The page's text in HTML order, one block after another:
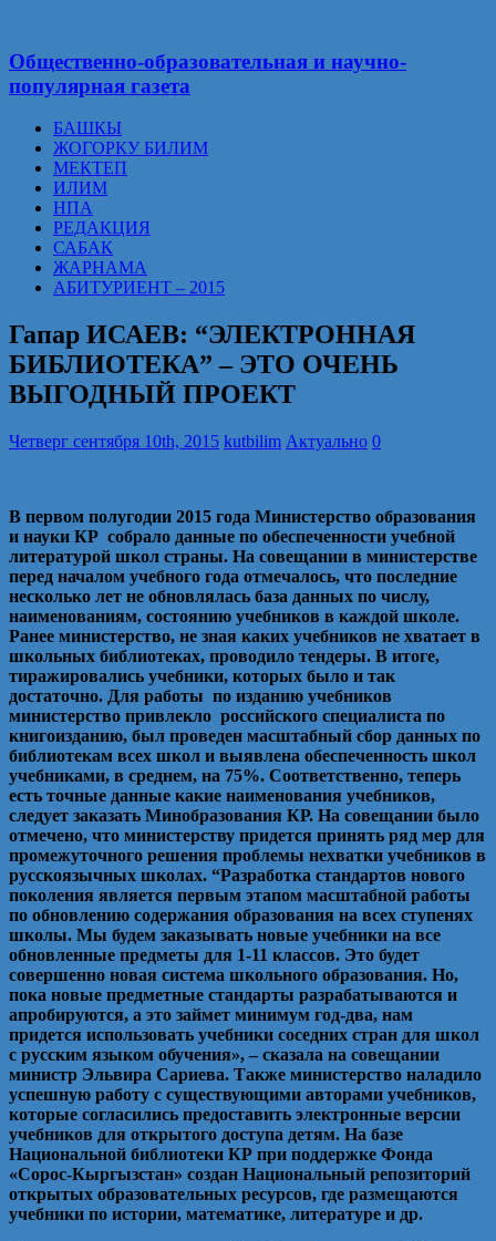
Общественно-образовательная и научно-
популярная газета
БАШКЫ
ЖОГОРКУ БИЛИМ
МЕКТЕП
ИЛИМ
НПА
РЕДАКЦИЯ
САБАК
ЖАРНАМА
АБИТУРИЕНТ – 2015
Гапар ИСАЕВ: “ЭЛЕКТРОННАЯ
БИБЛИОТЕКА” – ЭТО ОЧЕНЬ
ВЫГОДНЫЙ ПРОЕКТ
Четверг сентября 10th, 2015 kutbilim Актуально 0
В первом полугодии 2015 года Министерство образования
и науки КР собрало данные по обеспеченности учебной
литературой школ страны. На совещании в министерстве
перед началом учебного года отмечалось, что последние
несколько лет не обновлялась база данных по числу,
наименованиям, состоянию учебников в каждой школе.
Ранее министерство, не зная каких учебников не хватает в
школьных библиотеках, проводило тендеры. В итоге,
тиражировались учебники, которых было и так
достаточно. Для работы по изданию учебников
министерство привлекло российского специалиста по
книгоизданию, был проведен масштабный сбор данных по
библиотекам всех школ и выявлена обеспеченность школ
учебниками, в среднем, на 75%. Соответственно, теперь
есть точные данные какие наименования учебников,
следует заказать Минобразования КР. На совещании было
отмечено, что министерству придется принять ряд мер для
промежуточного решения проблемы нехватки учебников в
русскоязычных школах. “Разработка стандартов нового
поколения является первым этапом масштабной работы
по обновлению содержания образования на всех ступенях
школы. Мы будем заказывать новые учебники на все
обновленные предметы для 1-11 классов. Это будет
совершенно новая система школьного образования. Но,
пока новые предметные стандарты разрабатываются и
апробируются, а это займет минимум год-два, нам
придется использовать учебники соседних стран для школ
с русским языком обучения», – сказала на совещании
министр Эльвира Сариева. Также министерство наладило
успешную работу с существующими авторами учебников,
которые согласились предоставить электронные версии
учебников для открытого доступа детям. На базе
Национальной библиотеки КР при поддержке Фонда
«Сорос-Кыргызстан» создан Национальный репозиторий
открытых образовательных ресурсов, где размещаются
учебники по истории, математике, литературе и др.